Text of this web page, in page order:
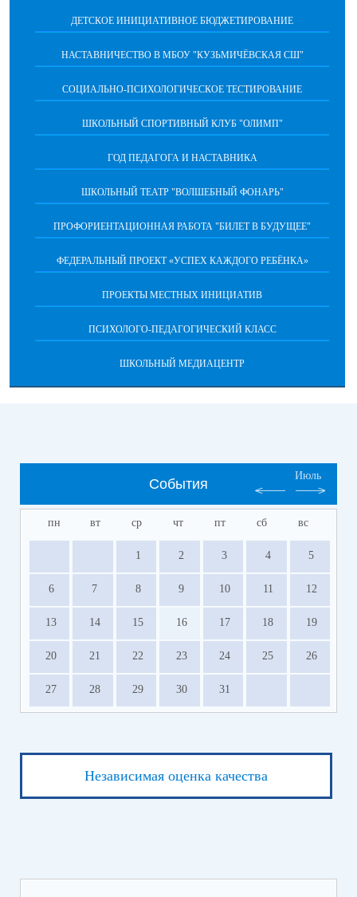
ДЕТСКОЕ ИНИЦИАТИВНОЕ БЮДЖЕТИРОВАНИЕ
НАСТАВНИЧЕСТВО В МБОУ "КУЗЬМИЧЁВСКАЯ СШ"
СОЦИАЛЬНО-ПСИХОЛОГИЧЕСКОЕ ТЕСТИРОВАНИЕ
ШКОЛЬНЫЙ СПОРТИВНЫЙ КЛУБ "ОЛИМП"
ГОД ПЕДАГОГА И НАСТАВНИКА
ШКОЛЬНЫЙ ТЕАТР "ВОЛШЕБНЫЙ ФОНАРЬ"
ПРОФОРИЕНТАЦИОННАЯ РАБОТА "БИЛЕТ В БУДУЩЕЕ"
ФЕДЕРАЛЬНЫЙ ПРОЕКТ «УСПЕХ КАЖДОГО РЕБЁНКА»
ПРОЕКТЫ МЕСТНЫХ ИНИЦИАТИВ
ПСИХОЛОГО-ПЕДАГОГИЧЕСКИЙ КЛАСС
ШКОЛЬНЫЙ МЕДИАЦЕНТР
События
Июль
пн вт ср чт пт сб вс
1 2 3 4 5
6 7 8 9 10 11 12
13 14 15 16 17 18 19
20 21 22 23 24 25 26
27 28 29 30 31
Независимая оценка качества